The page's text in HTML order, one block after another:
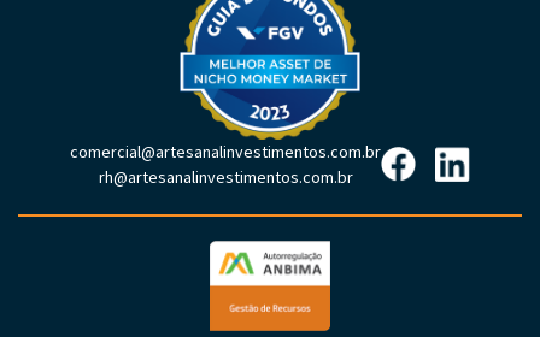
comercial@artesanalinvestimentos.com.br
rh@artesanalinvestimentos.com.br